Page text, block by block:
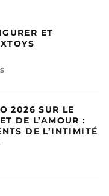
ET
2026 SUR LE
DE L’AMOUR :
DE L’INTIMITÉ